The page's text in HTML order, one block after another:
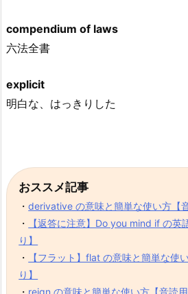
compendium of laws
六法全書
explicit
明白な、はっきりした
おススメ記事
・derivative の意味と簡単な使い方【
・
【返答に注意】Do you mind if の英
り】
・
【フラット】flat の意味と簡単な使
り】